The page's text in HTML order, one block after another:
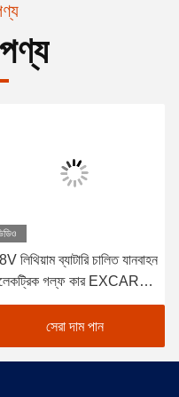
লিথিয়াম ব্যাটারি চালিত যানবাহন
গল্ফ কার EXCAR
সাদা
সেরা দাম পান